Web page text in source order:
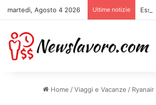
martedì, Agosto 4 2026 Ultime notizie
Home /Viaggi e Vacanze /